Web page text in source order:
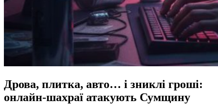
Дрова, плитка, авто… і зниклі гроші:
онлайн-шахраї атакують Сумщину